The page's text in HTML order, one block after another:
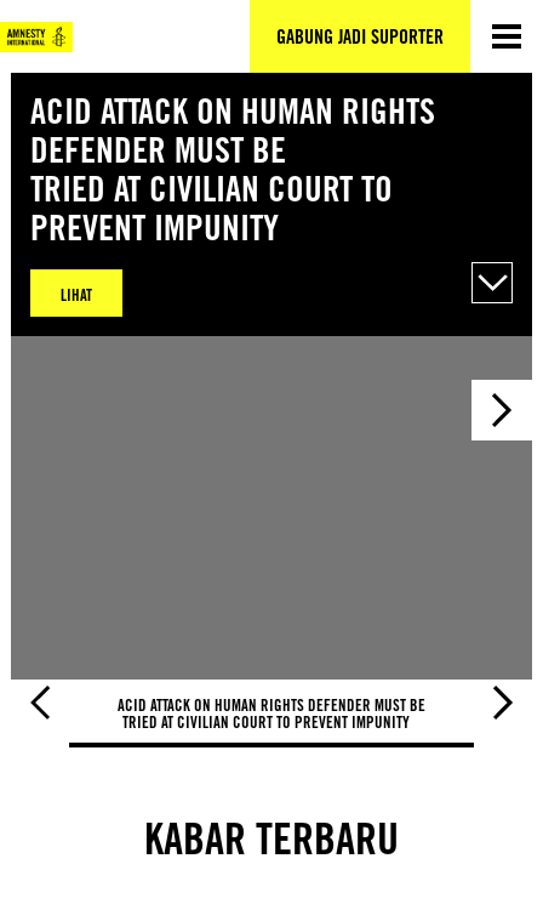
GABUNG JADI SUPORTER
ke
konten
ACID ATTACK ON HUMAN RIGHTS
DEFENDER MUST BE
TRIED AT CIVILIAN COURT TO
PREVENT IMPUNITY
LIHAT
ACID ATTACK ON HUMAN RIGHTS DEFENDER MUST BE
TRIED AT CIVILIAN COURT TO PREVENT IMPUNITY
KKJ:
KABAR TERBARU